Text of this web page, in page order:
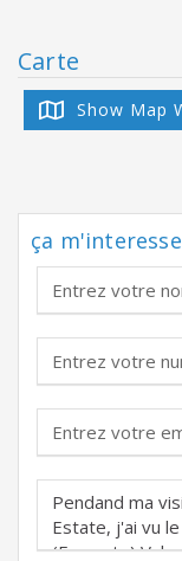
Carte
Show Map
ça m'interesse